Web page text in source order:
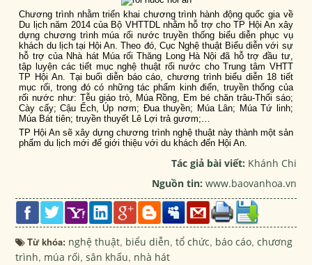
Chương trình nhằm triển khai chương trình hành động quốc gia về
Du lịch năm 2014 của Bộ VHTTDL nhằm hỗ trợ cho TP Hội An xây
dựng chương trình múa rối nước truyền thống biểu diễn phục vụ
khách du lịch tại Hội An. Theo đó, Cục Nghệ thuật Biểu diễn với sự
hỗ trợ của Nhà hát Múa rối Thăng Long Hà Nội đã hỗ trợ đầu tư,
tập luyện các tiết mục nghệ thuật rối nước cho Trung tâm VHTT
TP Hội An. Tại buổi diễn báo cáo, chương trình biểu diễn 18 tiết
mục rối, trong đó có những tác phẩm kinh điển, truyền thống của
rối nước như: Tễu giáo trò, Múa Rồng, Em bé chăn trâu-Thổi sáo;
Cày cấy; Cậu Ếch, Úp nơm; Đua thuyền; Múa Lân; Múa Tứ linh;
Múa Bát tiên; truyền thuyết Lê Lợi trả gươm;…
TP Hội An sẽ xây dựng chương trình nghệ thuật này thành một sản
phẩm du lịch mới để giới thiệu với du khách đến Hội An.
Tác giả bài viết: Khánh Chi
Nguồn tin: www.baovanhoa.vn
Từ khóa: nghệ thuật, biểu diễn,tổ chức, báo cáo,chương
trình, múa rối,sân khấu, nhà hát